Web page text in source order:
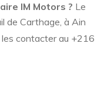
IM Motors ? Le
de Carthage, à Ain
les contacter au +216